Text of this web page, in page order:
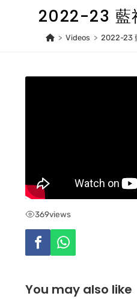
2022-23 藍
> Videos > 2022-23
369views
You may also like